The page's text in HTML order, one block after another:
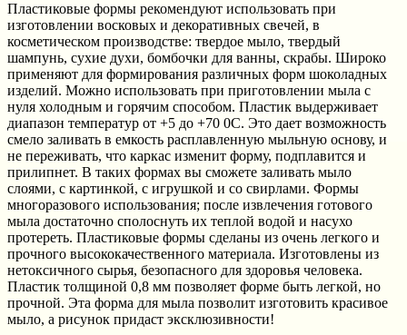
Пластиковые формы рекомендуют использовать при
изготовлении восковых и декоративных свечей, в
косметическом производстве: твердое мыло, твердый
шампунь, сухие духи, бомбочки для ванны, скрабы. Широко
применяют для формирования различных форм шоколадных
изделий. Можно использовать при приготовлении мыла с
нуля холодным и горячим способом. Пластик выдерживает
диапазон температур от +5 до +70 0С. Это дает возможность
смело заливать в емкость расплавленную мыльную основу, и
не переживать, что каркас изменит форму, подплавится и
прилипнет. В таких формах вы сможете заливать мыло
слоями, с картинкой, с игрушкой и со свирлами. Формы
многоразового использования; после извлечения готового
мыла достаточно сполоснуть их теплой водой и насухо
протереть. Пластиковые формы сделаны из очень легкого и
прочного высококачественного материала. Изготовлены из
нетоксичного сырья, безопасного для здоровья человека.
Пластик толщиной 0,8 мм позволяет форме быть легкой, но
прочной. Эта форма для мыла позволит изготовить красивое
мыло, а рисунок придаст эксклюзивности!